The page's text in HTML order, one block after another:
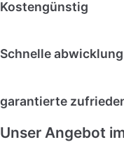
Kostengünstig
Schnelle abwicklung
garantierte
Unser Angebot